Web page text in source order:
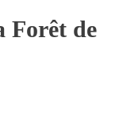
Forêt de